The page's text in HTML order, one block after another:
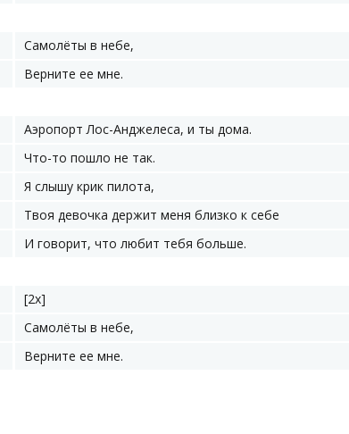
Самолёты в небе,
Верните ее мне.
Аэропорт Лос-Анджелеса, и ты дома.
Что-то пошло не так.
Я слышу крик пилота,
Твоя девочка держит меня близко к себе
И говорит, что любит тебя больше.
[2х]
Самолёты в небе,
Верните ее мне.